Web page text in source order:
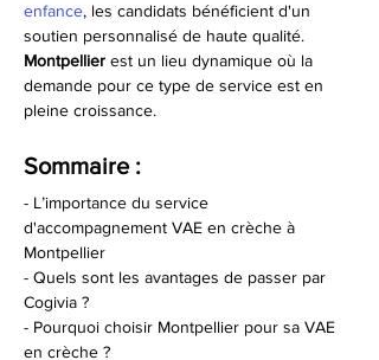
enfance, les candidats bénéficient d'un
soutien personnalisé de haute qualité.
Montpellier est un lieu dynamique où la
demande pour ce type de service est en
pleine croissance.
Sommaire :
- L’importance du service
d'accompagnement VAE en crèche à
Montpellier
- Quels sont les avantages de passer par
Cogivia ?
- Pourquoi choisir Montpellier pour sa VAE
en crèche ?